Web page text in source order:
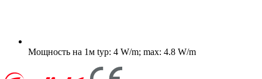
Мощность на 1м typ: 4 W/m; max: 4.8 W/m